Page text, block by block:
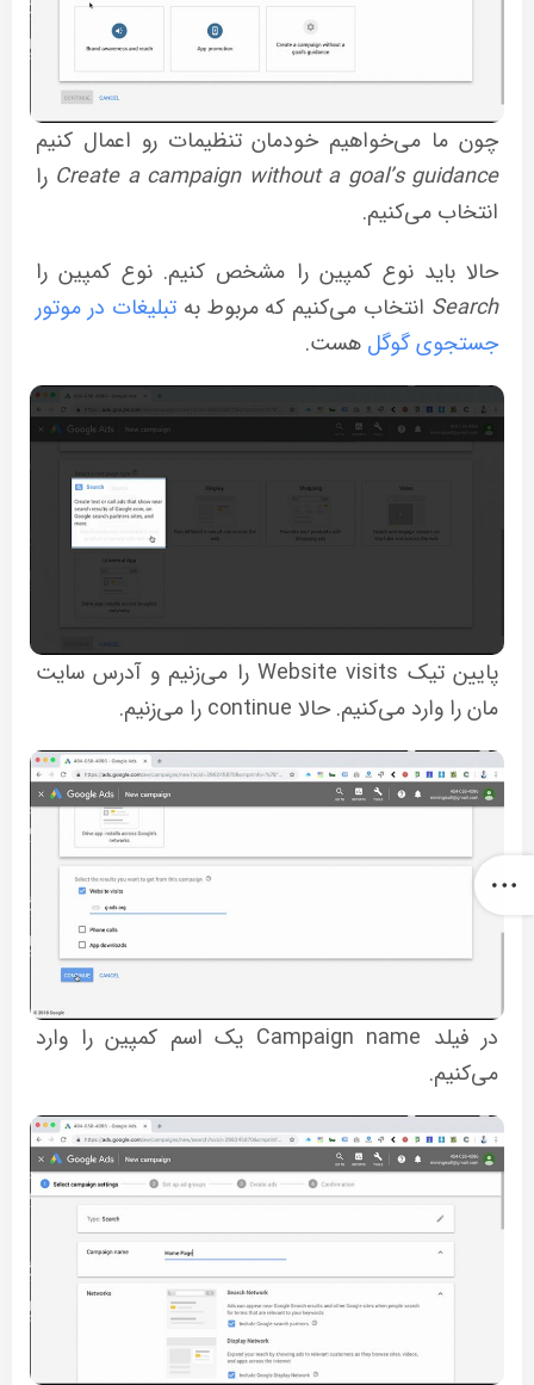
چون ما می‌خواهیم خودمان تنظیمات رو اعمال کنیم
Create a campaign without a goal’s guidance را
انتخاب می‌کنیم.
حالا باید نوع کمپین را مشخص کنیم. نوع کمپین را
Search انتخاب می‌کنیم که مربوط بهتبلیغات در موتور
جستجوی گوگل هست.
پایین تیک Website visits را می‌زنیم و آدرس سایت
مان را وارد می‌کنیم. حالا continue را می‌زنیم.
در فیلد Campaign name یک اسم کمپین را وارد
می‌کنیم.